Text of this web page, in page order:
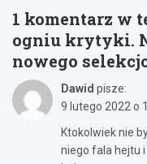
1 komentarz w
ogniu krytyki.
nowego
Dawid pisze:
9 lutego 2022 o
Ktokolwiek nie
niego fala hejtu